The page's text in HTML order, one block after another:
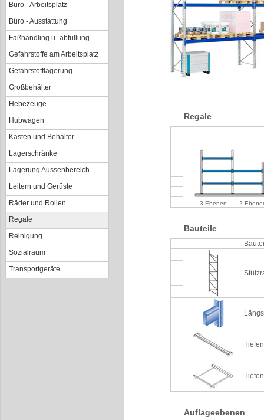
Büro - Arbeitsplatz
Büro - Ausstattung
Faßhandling u.-abfüllung
Gefahrstoffe am Arbeitsplatz
Gefahrstofflagerung
Großbehälter
Hebezeuge
Hubwagen
Kästen und Behälter
Lagerschränke
Lagerung Aussenbereich
Leitern und Gerüste
Räder und Rollen
Regale
Reinigung
Sozialraum
Transportgeräte
Regale
3 Ebenen 2
Bauteile
Auflageebenen